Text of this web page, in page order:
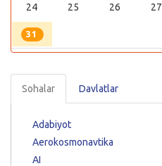
24 25 26 27
31
Sohalar Davlatlar
Adabiyot
Aerokosmonavtika
AI